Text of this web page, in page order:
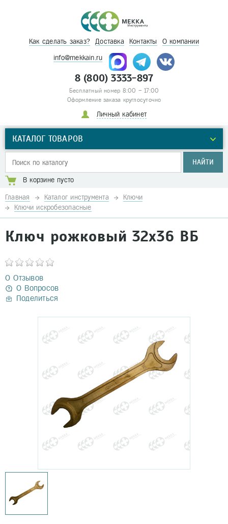
Как сделать заказ? Доставка Контакты О компании
info@mekkain.ru
8 (800) 3333-897
Бесплатный номер 8:00 – 17:00
Оформление заказа круглосуточно
Личный кабинет
КАТАЛОГ ТОВАРОВ
НАЙТИ
В корзине пусто
Главная Каталог инструмента
Ключи
Ключи искробезопасные
Ключ рожковый 32х36 ВБ
0 Отзывов
0 Вопросов
Поделиться